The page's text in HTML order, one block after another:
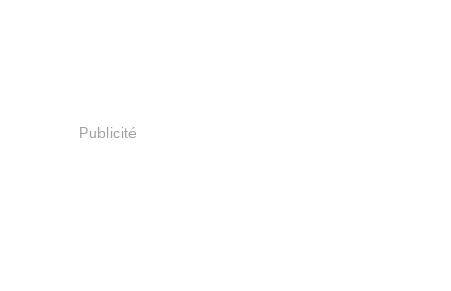
Publicité